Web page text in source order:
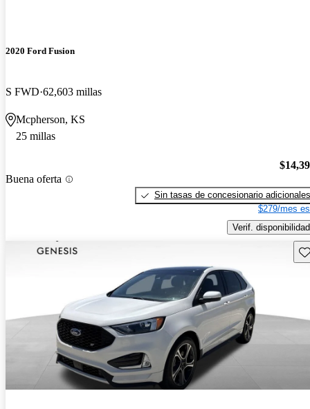
2020 Ford Fusion
S FWD 62,603 millas
Mcpherson, KS
25 millas
Buena oferta
Sin tasas de concesionario adicionales
$279/mes
Verif. disponibilidad